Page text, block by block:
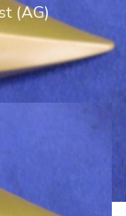
(AG)
Tank/Sattel